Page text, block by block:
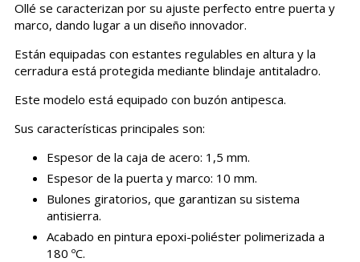
Ollé se caracterizan por su ajuste perfecto entre puerta y
marco, dando lugar a un diseño innovador.
Están equipadas con estantes regulables en altura y la
cerradura está protegida mediante blindaje antitaladro.
Este modelo está equipado con buzón antipesca.
Sus características principales son:
Espesor de la caja de acero: 1,5 mm.
Espesor de la puerta y marco: 10 mm.
Bulones giratorios, que garantizan su sistema
antisierra.
Acabado en pintura epoxi-poliéster polimerizada a
180 ºC.